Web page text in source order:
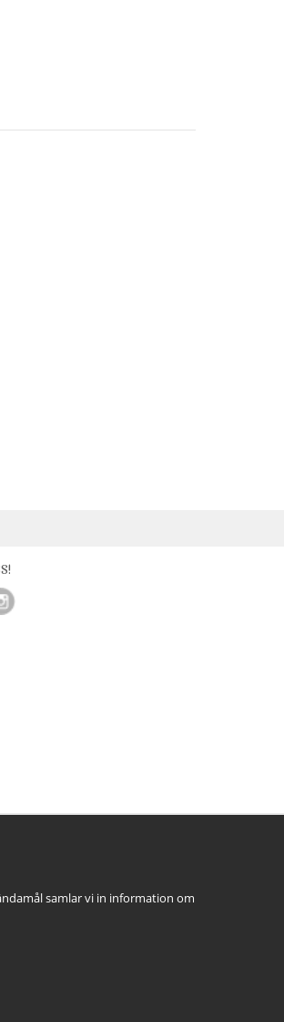
samlar vi in information om